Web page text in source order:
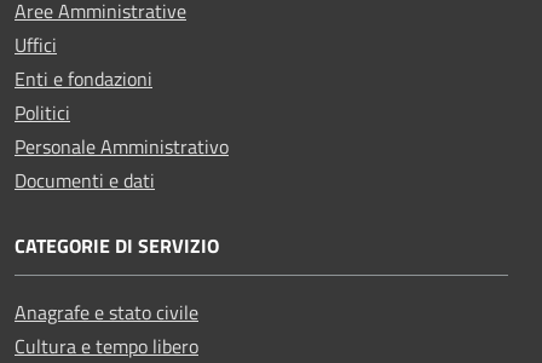
Aree Amministrative
Uffici
Enti e fondazioni
Politici
Personale Amministrativo
Documenti e dati
CATEGORIE DI SERVIZIO
Anagrafe e stato civile
Cultura e tempo libero